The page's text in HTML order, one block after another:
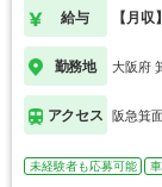
給与 【月
勤務地 大阪府
アクセス 阪急箕
未経験者も応募可能